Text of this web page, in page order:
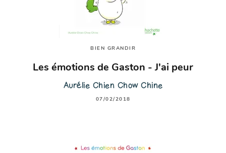
BIEN GRANDIR
Les émotions de Gaston - J'ai peur
Aurélie Chien Chow Chine
07/02/2018